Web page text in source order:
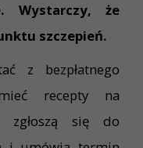
Wystarczy, że
szczepień.
z bezpłatnego
recepty na
zgłoszą się do